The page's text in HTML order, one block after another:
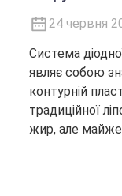
24 червня
Система
являє собою
контурній
традиційної
жир, але майже